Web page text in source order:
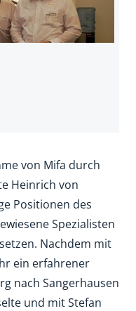
von Mifa durch
Heinrich von
Positionen des
Spezialisten
Nachdem mit
ein erfahrener
nach Sangerhausen
und mit Stefan